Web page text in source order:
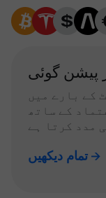
پیشن گوئی
کے بارے میں
کے ساتھ
مدد کرتا ہے
تمام دیکھیں